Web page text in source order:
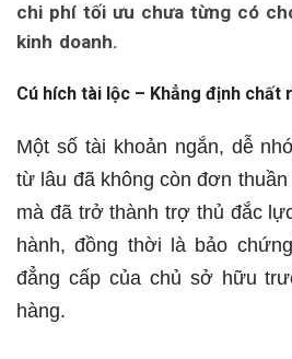
chi phí tối ưu chưa từng có
kinh doanh.
Cú hích tài lộc – Khẳng định chất
Một số tài khoản ngắn, dễ
từ lâu đã không còn đơn
mà đã trở thành trợ thủ đắc
hành, đồng thời là bảo
đẳng cấp của chủ sở hữu
hàng.